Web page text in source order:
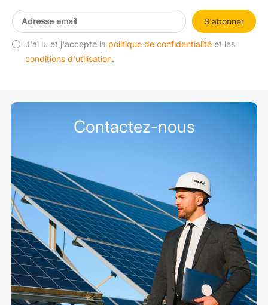
S'abonner
J'ai lu et j'accepte la politique de confidentialité et les
conditions d'utilisation.
Contactez-nous